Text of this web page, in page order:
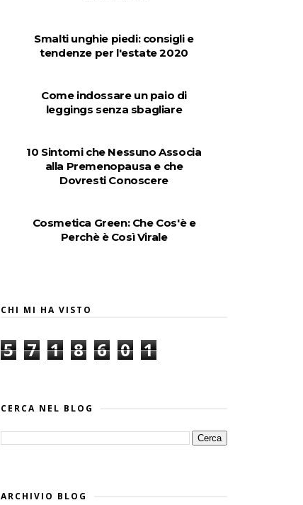
Smalti unghie piedi: consigli e
tendenze per l'estate 2020
Come indossare un paio di
leggings senza sbagliare
10 Sintomi che Nessuno Associa
alla Premenopausa e che
Dovresti Conoscere
Cosmetica Green: Che Cos'è e
Perchè è Così Virale
CHI MI HA VISTO
5 7 1 8 6 0 1
CERCA NEL BLOG
ARCHIVIO BLOG